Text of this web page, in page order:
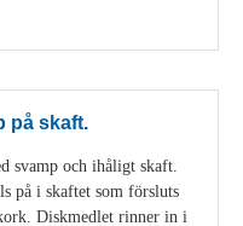
på skaft.
svamp och ihåligt skaft.
på i skaftet som försluts
Diskmedlet rinner in i